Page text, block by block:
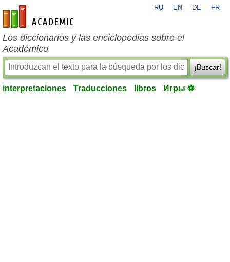
es-academic.com
RU EN DE FR
Los diccionarios y las enciclopedias sobre el
Académico
¡Buscar!
interpretaciones Traducciones libros Игры ⚽